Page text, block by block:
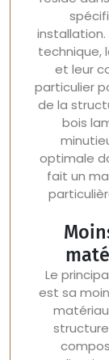
technique,
et leur
particulier
de la
bois
optimale
fait un
Le
est sa